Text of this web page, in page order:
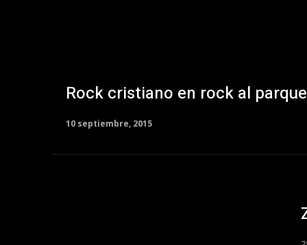
Rock cristiano en rock al
10 septiembre, 2015